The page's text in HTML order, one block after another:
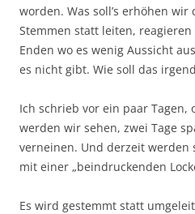
worden. Was soll’s erhöhen
Stemmen statt leiten,
Enden wo es wenig Aussicht
es nicht gibt. Wie soll das
Ich schrieb vor ein paar Tagen,
werden wir sehen, zwei Tage
verneinen. Und derzeit werden
mit einer „beindruckenden
Es wird gestemmt statt